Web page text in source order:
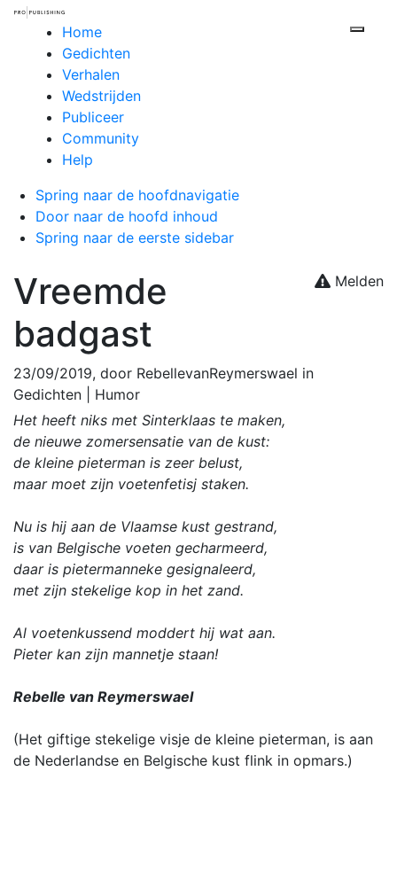
Home
Gedichten
Verhalen
Wedstrijden
Publiceer
Community
Help
Spring naar de hoofdnavigatie
Door naar de hoofd inhoud
Spring naar de eerste sidebar
Melden
Vreemde
badgast
23/09/2019, door RebellevanReymerswael in
Gedichten | Humor
Het heeft niks met Sinterklaas te maken,
de nieuwe zomersensatie van de kust:
de kleine pieterman is zeer belust,
maar moet zijn voetenfetisj staken.
Nu is hij aan de Vlaamse kust gestrand,
is van Belgische voeten gecharmeerd,
daar is pietermanneke gesignaleerd,
met zijn stekelige kop in het zand.
Al voetenkussend moddert hij wat aan.
Pieter kan zijn mannetje staan!
Rebelle van Reymerswael
(Het giftige stekelige visje de kleine pieterman, is aan
de Nederlandse en Belgische kust flink in opmars.)